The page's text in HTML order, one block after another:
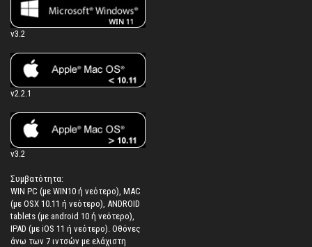
v3.2
v2.2.1
v3.2
Συμβατότητα:
WIN PC (με WIN10 ή νεότερο), MAC
(με OSX 10.11 ή νεότερο), ANDROID
tablets (με android 10 ή νεότερο),
IPAD (με iOS 11 ή νεότερο). Oθόνες
άνω των 7 ιντσών με ελάχιστη